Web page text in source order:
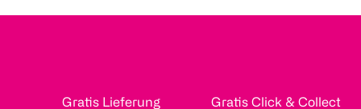
Gratis Lieferung Gratis Click & Collect